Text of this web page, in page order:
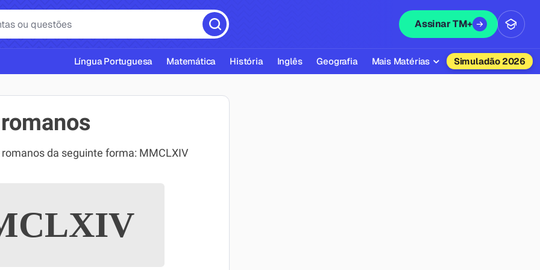
Assinar TM+
ABNT
Língua Portuguesa Matemática História Inglês Geografia Mais Matérias Simuladão 2026
da seguinte forma: MMCLXIV